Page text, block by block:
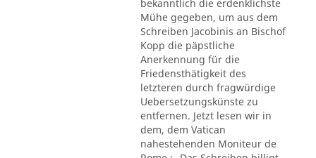
bekanntlich die erdenklichste
Mühe gegeben, um aus dem
Schreiben Jacobinis an Bischof
Kopp die päpstliche
Anerkennung für die
Friedensthätigkeit des
letzteren durch fragwürdige
Uebersetzungskünste zu
entfernen. Jetzt lesen wir in
dem, dem Vatican
nahestehenden Moniteur de